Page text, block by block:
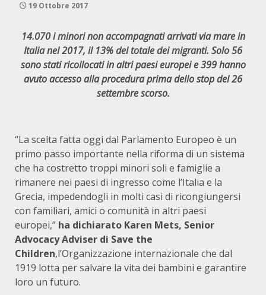
19 Ottobre 2017
14.070 i minori non accompagnati arrivati via mare in
Italia nel 2017, il 13% del totale dei migranti. Solo 56
sono stati ricollocati in altri paesi europei e 399 hanno
avuto accesso alla procedura prima dello stop del 26
settembre scorso.
“La scelta fatta oggi dal Parlamento Europeo è un
primo passo importante nella riforma di un sistema
che ha costretto troppi minori soli e famiglie a
rimanere nei paesi di ingresso come l’Italia e la
Grecia, impedendogli in molti casi di ricongiungersi
con familiari, amici o comunità in altri paesi
europei,” ha dichiarato Karen Mets, Senior
Advocacy Adviser di Save the
Children,l’Organizzazione internazionale che dal
1919 lotta per salvare la vita dei bambini e garantire
loro un futuro.